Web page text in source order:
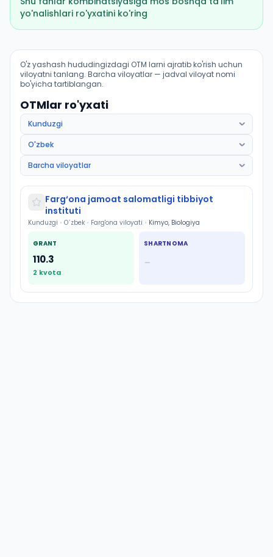
yo'nalishlari ro'yxatini ko'ring
Tibbiy profilaktika ishi (Buvayda tumani): OTM lar
O'z yashash hududingizdagi OTM larni ajratib ko'rish uchun
viloyatni tanlang. Barcha viloyatlar — jadval viloyat nomi
bo'yicha tartiblangan.
OTMlar ro'yxati
Farg‘ona jamoat salomatligi tibbiyot
instituti
Kunduzgi • O`zbek • Farg'ona viloyati • Kimyo, Biologiya
GRANT
110.3
2 kvota
SHARTNOMA
—